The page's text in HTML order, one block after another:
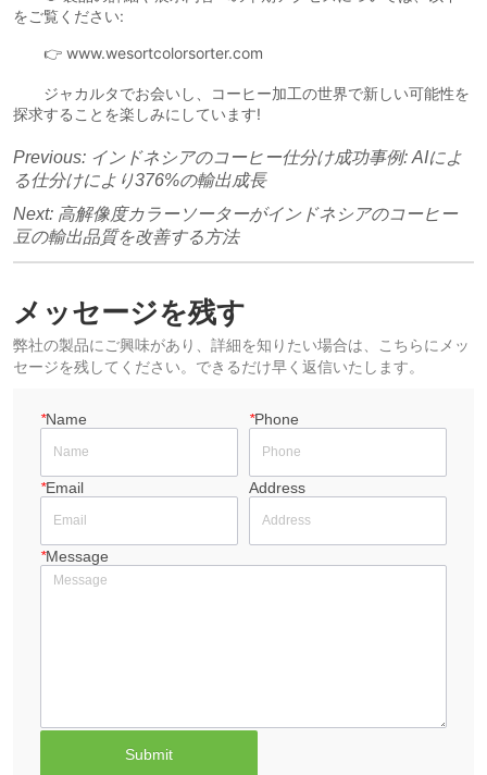
Previous: インドネシアのコーヒー仕分け成功事例: AIによ
る仕分けにより376%の輸出成長
Next: 高解像度カラーソーターがインドネシアのコーヒー
豆の輸出品質を改善する方法
メッセージを残す
弊社の製品にご興味があり、詳細を知りたい場合は、こちらにメッ
セージを残してください。できるだけ早く返信いたします。
*Name *Phone
*Email Address
*Message
Submit